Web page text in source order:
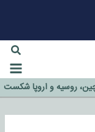
چین، روسیه و اروپا شکست